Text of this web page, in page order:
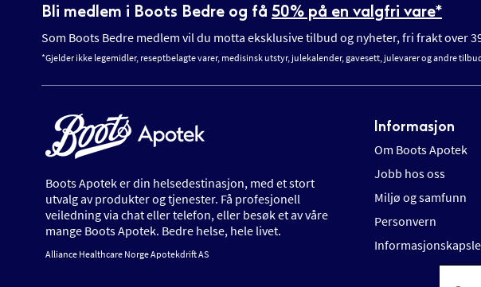
Bli medlem i Boots Bedre og få 50% på en valgfri vare*
Som Boots Bedre medlem vil du motta eksklusive tilbud og nyheter, fri frakt over
*Gjelder ikke legemidler, reseptbelagte varer, medisinsk utstyr, julekalender, gavesett, julevarer og andre
Boots Apotek er din helsedestinasjon, med et stort
utvalg av produkter og tjenester. Få profesjonell
veiledning via chat eller telefon, eller besøk et av våre
mange Boots Apotek. Bedre helse, hele livet.
Alliance Healthcare Norge Apotekdrift AS
Informasjon
Om Boots Apotek
Jobb hos oss
Miljø og samfunn
Personvern